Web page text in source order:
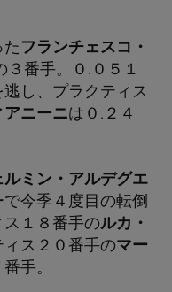
た フランチェスコ・
３番手。０.０５１
し、プラクティス
アニーニは０.２４
ルミン・アルデグエ
今季４度目の転倒
１８番手のルカ・
ス２０番手のマー
手。